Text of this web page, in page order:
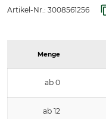
Artikel-Nr.: 3008561256
Menge
ab 0
ab 12